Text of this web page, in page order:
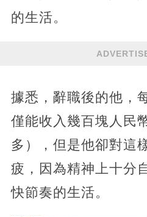
的生活。
據悉，辭職後的他，
僅能收入幾百塊人民
多），但是他卻對這
疲，因為精神上十分
快節奏的生活。